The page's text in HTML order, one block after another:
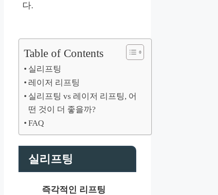
다.
Table of Contents
실리프팅
레이저 리프팅
실리프팅 vs 레이저 리프팅, 어
떤 것이 더 좋을까?
FAQ
실리프팅
즉각적인 리프팅